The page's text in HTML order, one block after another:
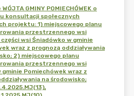
GMINY POMIECHÓWEK o
konsultacji społecznych
projektu: 1) miejscowego planu
przestrzennego wsi
części wsi Śniadówko w gminie
wraz z prognozą oddziaływania
2) miejscowego planu
przestrzennego wsi
gminie Pomiechówek wraz z
na środowisko;